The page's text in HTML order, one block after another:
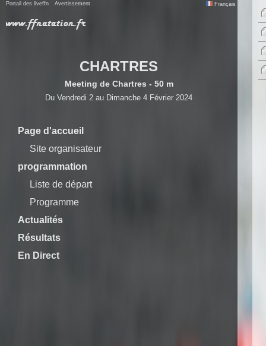
Portail des liveffn Avertissement Français
CHARTRES
Meeting de Chartres - 50 m
Du Vendredi 2 au Dimanche 4 Février 2024
Page d'accueil
Site organisateur
programmation
Liste de départ
Programme
Actualités
Résultats
En Direct